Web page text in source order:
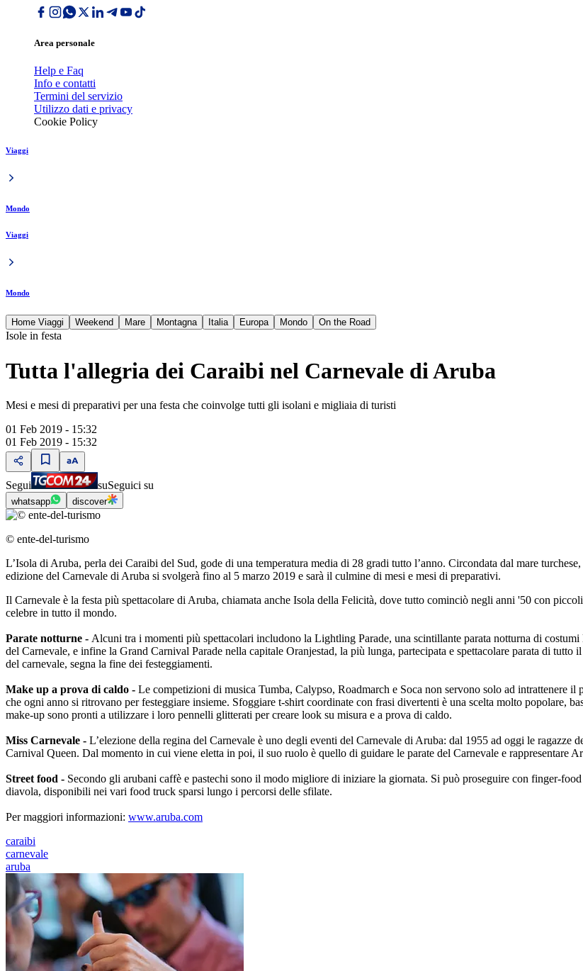
Area personale
Help e Faq
Info e contatti
Termini del servizio
Utilizzo dati e privacy
Cookie Policy
Viaggi
Mondo
Viaggi
Mondo
Home Viaggi Weekend Mare Montagna Italia Europa Mondo On the Road
Isole in festa
Tutta l'allegria dei Caraibi nel Carnevale di Aruba
Mesi e mesi di preparativi per una festa che coinvolge tutti gli isolani e migliaia di turisti
01 Feb 2019 - 15:32
01 Feb 2019 - 15:32
Segui suSeguici su
whatsapp discover
© ente-del-turismo
L’Isola di Aruba, perla dei Caraibi del Sud, gode di una temperatura media di 28 gradi tutto l’anno. Circondata dal mare
edizione del Carnevale di Aruba si svolgerà fino al 5 marzo 2019 e sarà il culmine di mesi e mesi di preparativi.
Il Carnevale è la festa più spettacolare di Aruba, chiamata anche Isola della Felicità, dove tutto cominciò negli anni '50 con
celebre in tutto il mondo.
Parate notturne - Alcuni tra i momenti più spettacolari includono la Lightling Parade, una scintillante parata notturna di
del Carnevale, e infine la Grand Carnival Parade nella capitale Oranjestad, la più lunga, partecipata e spettacolare parata di
del carnevale, segna la fine dei festeggiamenti.
Make up a prova di caldo - Le competizioni di musica Tumba, Calypso, Roadmarch e Soca non servono solo ad intrattenere
che ogni anno si ritrovano per festeggiare insieme. Sfoggiare t-shirt coordinate con frasi divertenti è una scelta molto popolare,
make-up sono pronti a utilizzare i loro pennelli glitterati per creare look su misura e a prova di caldo.
Miss Carnevale - L’elezione della regina del Carnevale è uno degli eventi del Carnevale di Aruba: dal 1955 ad oggi le ragazze
Carnival Queen. Dal momento in cui viene eletta in poi, il suo ruolo è quello di guidare le parate del Carnevale e rappresentare
Street food - Secondo gli arubani caffè e pastechi sono il modo migliore di iniziare la giornata. Si può proseguire con finger-
diavola, disponibili nei vari food truck sparsi lungo i percorsi delle sfilate.
Per maggiori informazioni: www.aruba.com
caraibi
carnevale
aruba